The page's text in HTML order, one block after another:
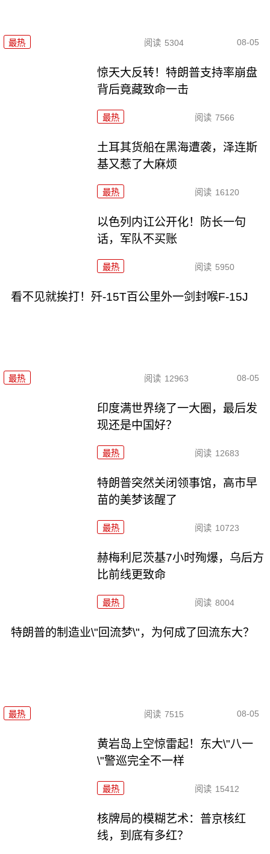
最热 阅读 5304 08-05
惊天大反转！特朗普支持率崩盘
背后竟藏致命一击
最热 阅读 7566
土耳其货船在黑海遭袭，泽连斯
基又惹了大麻烦
最热 阅读 16120
以色列内讧公开化！防长一句
话，军队不买账
最热 阅读 5950
看不见就挨打！歼-15T百公里外一剑封喉F-15J
最热 阅读 12963 08-05
印度满世界绕了一大圈，最后发
现还是中国好？
最热 阅读 12683
特朗普突然关闭领事馆，高市早
苗的美梦该醒了
最热 阅读 10723
赫梅利尼茨基7小时殉爆，乌后方
比前线更致命
最热 阅读 8004
特朗普的制造业\"回流梦\"，为何成了回流东大？
最热 阅读 7515 08-05
黄岩岛上空惊雷起！东大\"八一
\"警巡完全不一样
最热 阅读 15412
核牌局的模糊艺术：普京核红
线，到底有多红？